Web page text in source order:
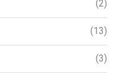
(2)
(13)
(3)